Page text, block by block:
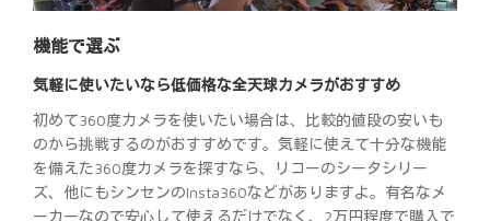
機能で選ぶ
気軽に使いたいなら低価格な全天球カメラがおすすめ
初めて360度カメラを使いたい場合は、比較的値段の安いも
のから挑戦するのがおすすめです。気軽に使えて十分な機能
を備えた360度カメラを探すなら、リコーのシータシリー
ズ、他にもシンセンのInsta360などがありますよ。有名なメ
ーカーなので安心して使えるだけでなく、2万円程度で購入で